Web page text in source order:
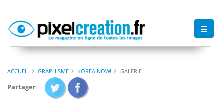
ACCUEIL GRAPHISME KOREA NOW! GALERIE
Partager